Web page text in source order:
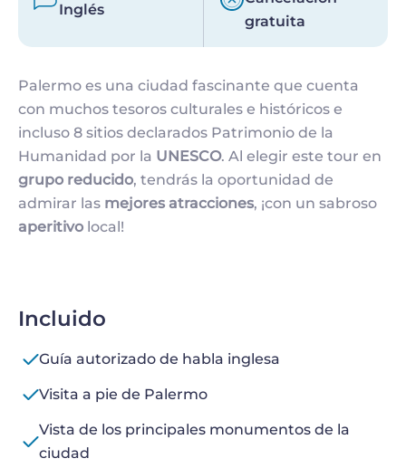
Inglés
gratuita
Palermo es una ciudad fascinante que cuenta
con muchos tesoros culturales e históricos e
incluso 8 sitios declarados Patrimonio de la
Humanidad por la UNESCO. Al elegir este tour en
grupo reducido, tendrás la oportunidad de
admirar las mejores atracciones, ¡con un sabroso
aperitivo local!
Incluido
Guía autorizado de habla inglesa
Visita a pie de Palermo
Vista de los principales monumentos de la
ciudad